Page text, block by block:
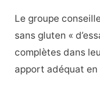
Le groupe
sans gluten «
complètes dans
apport adéquat